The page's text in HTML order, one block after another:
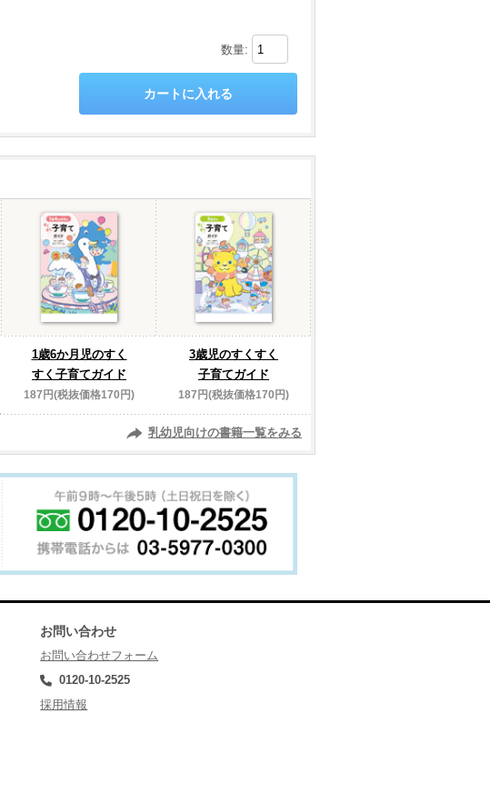
数量:
1歳6か月児のすく
すく子育てガイド
187円(税抜価格170円)
3歳児のすくすく
子育てガイド
187円(税抜価格170円)
乳幼児向けの書籍一覧をみる
お問い合わせ
お問い合わせフォーム
0120-10-2525
採用情報